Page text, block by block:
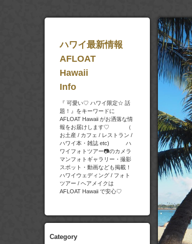
ハワイ最新情報
AFLOAT
Hawaii
Info
『 可愛い♡ ハワイ限定☆ 話
題！』をキーワードに
AFLOAT Hawaii がお洒落な情
報をお届けします♡ （
お土産 / カフェ / レストラン /
ハワイ本・雑誌 etc) ハ
ワイフォトツアー📷のカメラ
マンフォトギャラリー・撮影
スポット・動画なども掲載！
ハワイウェディング / フォト
ツアー / ヘアメイクは
AFLOAT Hawaii で安心♡
Category